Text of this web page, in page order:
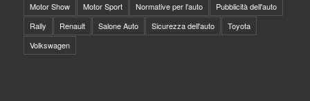
Motor Show
Motor Sport Normative per l'auto
Pubblicità dell'auto
Rally
Renault Salone Auto Sicurezza dell'auto
Toyota
Volkswagen